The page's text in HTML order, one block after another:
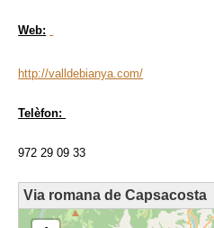
Web:
http://valldebianya.com/
Telèfon:
972 29 09 33
Via romana de Capsacosta
loading map - please wait...